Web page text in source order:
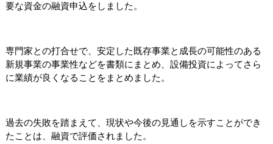
要な資金の融資申込をしました。
専門家との打合せで、安定した既存事業と成長の可能性のある
新規事業の事業性などを書類にまとめ、設備投資によってさら
に業績が良くなることをまとめました。
過去の失敗を踏まえて、現状や今後の見通しを示すことができ
たことは、融資で評価されました。